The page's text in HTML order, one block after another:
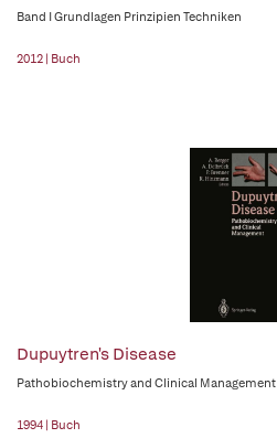
Band I Grundlagen Prinzipien Techniken
2012 | Buch
Dupuytren's Disease
Pathobiochemistry and Clinical Management
1994 | Buch